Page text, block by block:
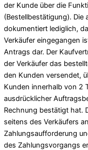
der Kunde über die
(Bestellbestätigung).
dokumentiert lediglich,
Verkäufer eingegangen
Antrags dar. Der
der Verkäufer das
den Kunden versendet,
Kunden innerhalb von 2
ausdrücklicher
Rechnung bestätigt hat.
seitens des Verkäufers
Zahlungsaufforderung
des Zahlungsvorgangs